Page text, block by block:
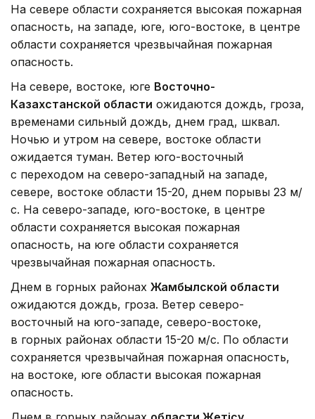
На севере области сохраняется высокая пожарная
опасность, на западе, юге, юго-востоке, в центре
области сохраняется чрезвычайная пожарная
опасность.
На севере, востоке, юге Восточно-
Казахстанской области ожидаются дождь, гроза,
временами сильный дождь, днем град, шквал.
Ночью и утром на севере, востоке области
ожидается туман. Ветер юго-восточный
с переходом на северо-западный на западе,
севере, востоке области 15-20, днем порывы 23 м/
с. На северо-западе, юго-востоке, в центре
области сохраняется высокая пожарная
опасность, на юге области сохраняется
чрезвычайная пожарная опасность.
Днем в горных районах Жамбылской области
ожидаются дождь, гроза. Ветер северо-
восточный на юго-западе, северо-востоке,
в горных районах области 15-20 м/с. По области
сохраняется чрезвычайная пожарная опасность,
на востоке, юге области высокая пожарная
опасность.